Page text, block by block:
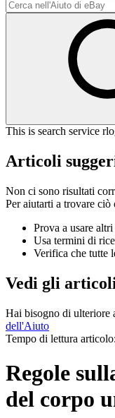
This is search service
Articoli
Non ci sono risultati
Per aiutarti a trovare ciò
Prova a usare
Usa termini di
Verifica che tutte
Vedi gli
Hai bisogno di ulteriore
dell'Aiuto
Tempo di lettura
Regole
del corpo